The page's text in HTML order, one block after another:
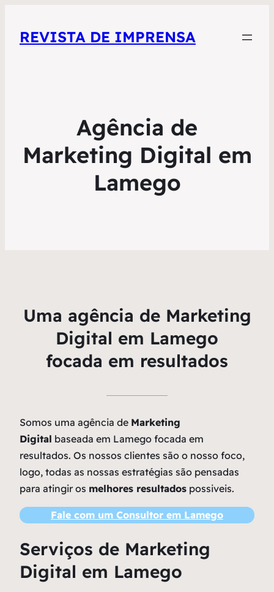
REVISTA DE IMPRENSA
Agência de
Marketing Digital em
Lamego
Uma agência de Marketing
Digital em Lamego
focada em resultados
Somos uma agência de Marketing
Digital baseada em Lamego focada em
resultados. Os nossos clientes são o nosso foco,
logo, todas as nossas estratégias são pensadas
para atingir os melhores resultados possiveis.
Fale com um Consultor em Lamego
Serviços de Marketing
Digital em Lamego